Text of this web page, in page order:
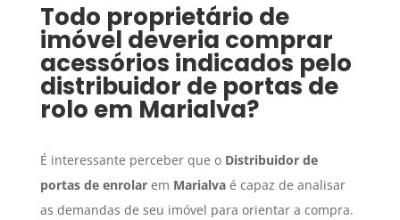
Todo proprietário de
imóvel deveria comprar
acessórios indicados pelo
distribuidor de portas de
rolo em Marialva?
É interessante perceber que o Distribuidor de
portas de enrolarem Marialvaé capaz de analisar
as demandas de seu imóvel para orientar a compra.